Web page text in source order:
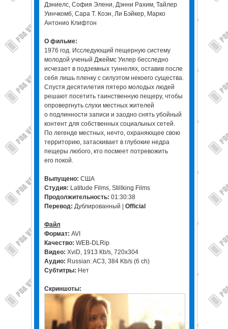
Дэниелс, София Элени, Дэнни Рахим, Тайлер
Уинчкомб, Сара Т. Коэн, Ли Бэйкер, Марко
Антонио Клифтон
О фильме:
1976 год. Исследующий пещерную систему
молодой ученый Джеймс Уилер бесследно
исчезает в подземных туннелях, оставив после
себя лишь пленку с силуэтом некоего существа.
Спустя десятилетия пятеро молодых людей
решают посетить таинственную пещеру, чтобы
опровергнуть слухи местных жителей
о подлинности записи и заодно снять убойный
контент для собственных социальных сетей.
По легенде местных, нечто, охраняющее свою
территорию, затаскивает в глубокие недра
пещеры любого, кто посмеет потревожить
его покой.
Выпущено: США
Студия: Latitude Films, Stillking Films
Продолжительность: 01:30:38
Перевод: Дублированный | Official
Файл
Формат: AVI
Качество: WEB-DLRip
Видео: XviD, 1913 Кb/s, 720x304
Аудио: Russian: AC3, 384 Kb/s (6 ch)
Субтитры: Нет
Скриншоты: